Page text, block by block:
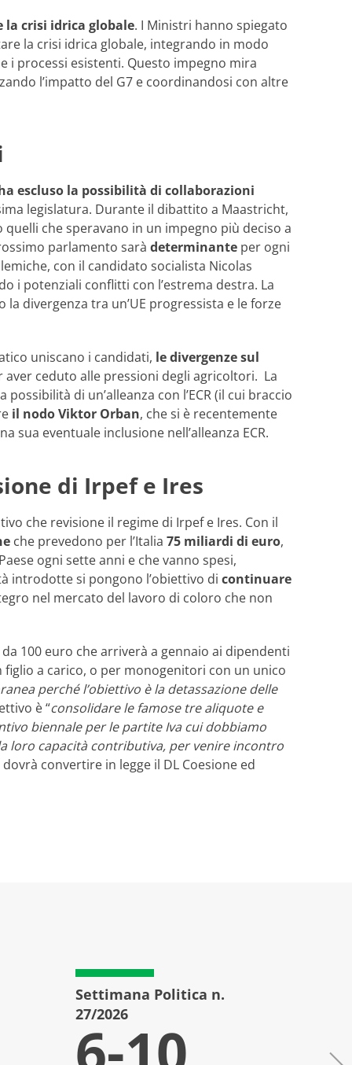
crisi idrica globale. I Ministri hanno spiegato
la crisi idrica globale, integrando in modo
i processi esistenti. Questo impegno mira
l’impatto del G7 e coordinandosi con altre
escluso la possibilità di collaborazioni
legislatura. Durante il dibattito a Maastricht,
che speravano in un impegno più deciso a
parlamento sarà determinante per ogni
con il candidato socialista Nicolas
i potenziali conflitti con l’estrema destra. La
divergenza tra un’UE progressista e le forze
uniscano i candidati, le divergenze sul
ceduto alle pressioni degli agricoltori. La
di un’alleanza con l’ECR (il cui braccio
il nodo Viktor Orban, che si è recentemente
eventuale inclusione nell’alleanza ECR.
di Irpef e Ires
che revisione il regime di Irpef e Ires. Con il
che prevedono per l’Italia 75 miliardi di euro,
ogni sette anni e che vanno spesi,
introdotte si pongono l’obiettivo di continuare
nel mercato del lavoro di coloro che non
100 euro che arriverà a gennaio ai dipendenti
figlio a carico, o per monogenitori con un unico
perché l’obiettivo è la detassazione delle
è “consolidare le famose tre aliquote e
biennale per le partite Iva cui dobbiamo
loro capacità contributiva, per venire incontro
dovrà convertire in legge il DL Coesione ed
Settimana Politica n.
27/2026